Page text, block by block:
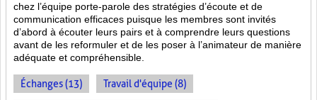
chez l’équipe porte-parole des stratégies d’écoute et de
communication efficaces puisque les membres sont invités
d’abord à écouter leurs pairs et à comprendre leurs questions
avant de les reformuler et de les poser à l’animateur de manière
adéquate et compréhensible.
Échanges (13) Travail d'équipe (8)